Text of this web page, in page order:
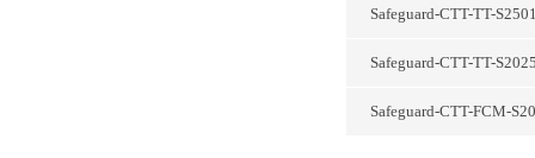
Safeguard-CTT-TT-
Safeguard-CTT-TT-
Safeguard-CTT-FCM-